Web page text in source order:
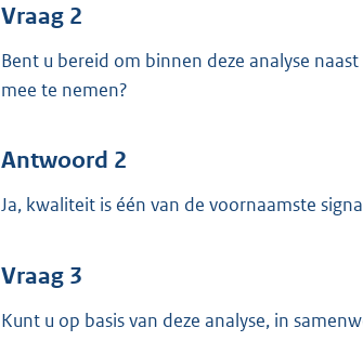
Vraag 2
Bent u bereid om binnen deze analyse
mee te nemen?
Antwoord 2
Ja, kwaliteit is één van de voornaamste
Vraag 3
Kunt u op basis van deze analyse, in